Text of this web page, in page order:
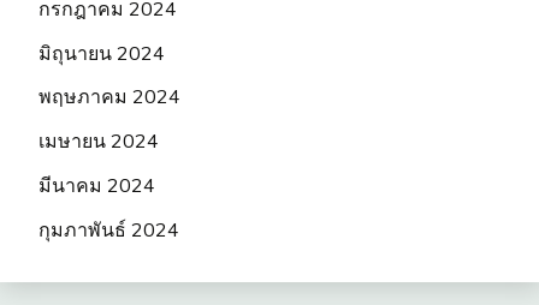
กรกฎาคม 2024
มิถุนายน 2024
พฤษภาคม 2024
เมษายน 2024
มีนาคม 2024
กุมภาพันธ์ 2024